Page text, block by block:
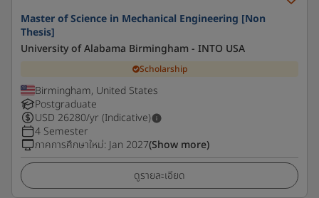
Master of Science in Mechanical Engineering [Non
Thesis]
University of Alabama Birmingham - INTO USA
Scholarship
Birmingham, United States
Postgraduate
USD 26280/yr (Indicative)
4 Semester
ภาคการศึกษาใหม่: Jan 2027(Show more)
ดูรายละเอียด